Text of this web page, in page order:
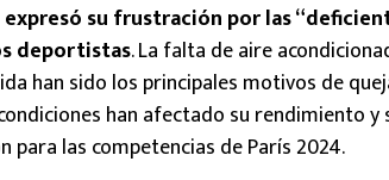
expresó su frustración por las
deportistas. La falta de aire
han sido los principales motivos de
han afectado su rendimiento y
para las competencias de París 2024.